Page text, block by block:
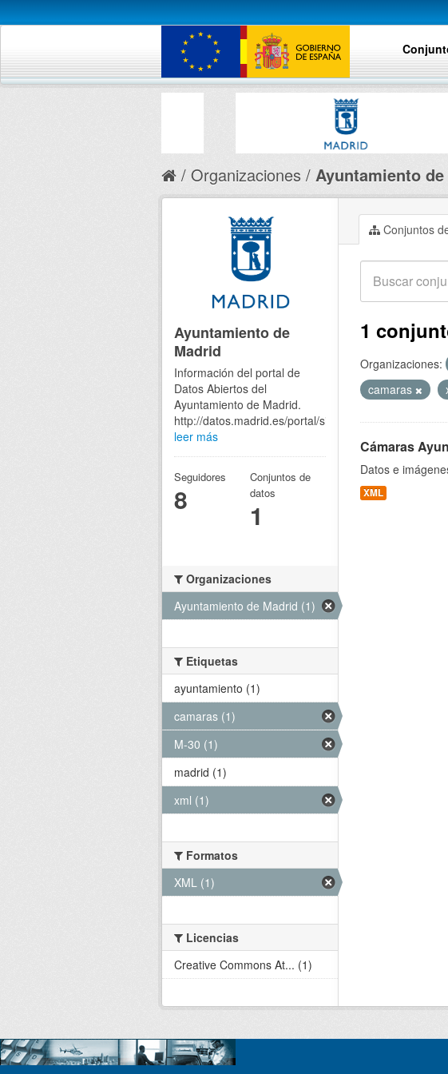
Organizaciones Ayuntamiento
Conjuntos
1
Organizaciones:
camaras
Cámaras
Datos e
XML
Ayuntamiento de
Madrid
Información del portal de
Datos Abiertos del
Ayuntamiento de Madrid.
http://datos.madrid.es/portal/site/egob
leer más
Seguidores
8
Conjuntos de
datos
1
Organizaciones
Ayuntamiento de Madrid (1)
Etiquetas
ayuntamiento (1)
camaras (1)
M-30 (1)
madrid (1)
xml (1)
Formatos
XML (1)
Licencias
Creative Commons At... (1)